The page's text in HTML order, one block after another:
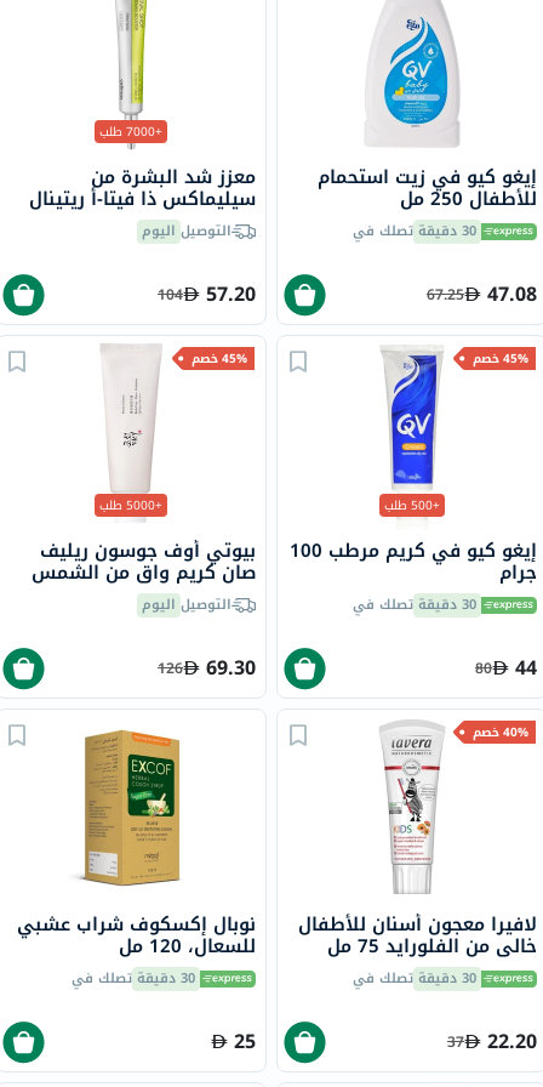
إيغو كيو في زيت استحمام
للأطفال 250 مل
30 دقيقة تصلك في
47.08
67.25
+7000 طلب
معزز شد البشرة من
سيليماكس ذا فيتا-أ ريتينال
شوت، 15 مل
التوصيل اليوم
57.20
104
45% خصم
+500 طلب
إيغو كيو في كريم مرطب 100
جرام
30 دقيقة تصلك في
44
80
45% خصم
+5000 طلب
بيوتي أوف جوسون ريليف
صان كريم واقٍ من الشمس
عضوي بلأرز والبروبيوتيك
التوصيل اليوم
69.30
126
40% خصم
لافيرا معجون أسنان للأطفال
خالي من الفلورايد 75 مل
30 دقيقة تصلك في
22.20
37
نوبال إكسكوف شراب عشبي
للسعال، 120 مل
30 دقيقة تصلك في
25